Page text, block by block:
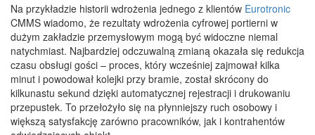
Na przykładzie historii wdrożenia jednego z klientów Eurotronic
CMMS wiadomo, że rezultaty wdrożenia cyfrowej portierni w
dużym zakładzie przemysłowym mogą być widoczne niemal
natychmiast. Najbardziej odczuwalną zmianą okazała się redukcja
czasu obsługi gości – proces, który wcześniej zajmował kilka
minut i powodował kolejki przy bramie, został skrócony do
kilkunastu sekund dzięki automatycznej rejestracji i drukowaniu
przepustek. To przełożyło się na płynniejszy ruch osobowy i
większą satysfakcję zarówno pracowników, jak i kontrahentów